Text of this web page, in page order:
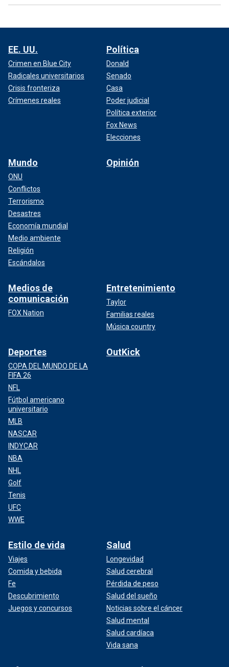
EE. UU.
Crimen en Blue City
Radicales universitarios
Crisis fronteriza
Crímenes reales
Política
Donald
Senado
Casa
Poder judicial
Política exterior
Fox News
Elecciones
Mundo
ONU
Conflictos
Terrorismo
Desastres
Economía mundial
Medio ambiente
Religión
Escándalos
Opinión
Medios de
comunicación
FOX Nation
Entretenimiento
Taylor
Familias reales
Música country
Deportes
COPA DEL MUNDO DE LA
FIFA 26
NFL
Fútbol americano
universitario
MLB
NASCAR
INDYCAR
NBA
NHL
Golf
Tenis
UFC
WWE
OutKick
Estilo de vida
Viajes
Comida y bebida
Fe
Descubrimiento
Juegos y concursos
Salud
Longevidad
Salud cerebral
Pérdida de peso
Salud del sueño
Noticias sobre el cáncer
Salud mental
Salud cardíaca
Vida sana